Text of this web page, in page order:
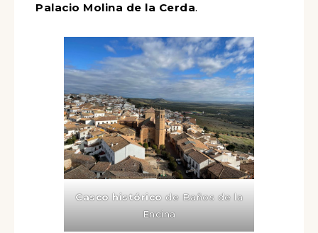
Palacio Molina de la Cerda.
Casco histórico de Baños de la
Encina